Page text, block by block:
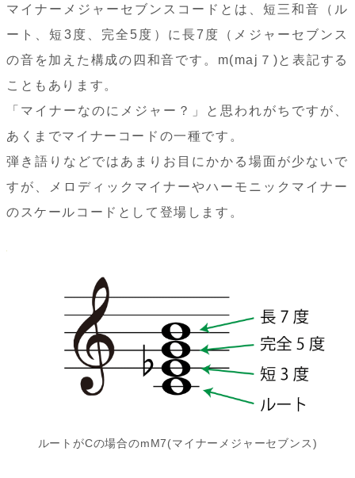
マイナーメジャーセブンスコードとは、短三和音（ル
ート、短3度、完全5度）に長7度（メジャーセブンス
の音を加えた構成の四和音です。m(maj７)と表記する
こともあります。
「マイナーなのにメジャー？」と思われがちですが、
あくまでマイナーコードの一種です。
弾き語りなどではあまりお目にかかる場面が少ないで
すが、メロディックマイナーやハーモニックマイナー
のスケールコードとして登場します。
ルートがCの場合のmM7(マイナーメジャーセブンス)